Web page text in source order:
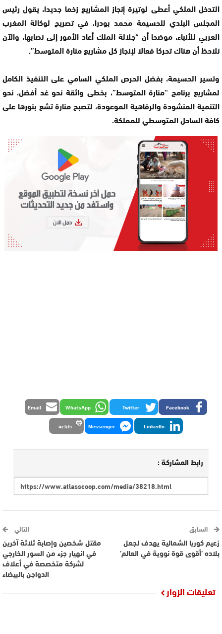
التدخل الملكي أعطى لوتيرة إنجاز المشاريع زخما جديدا، يقول رئيس
المجلس البلدي للحسيمة محمد بودرا، في تصريح لوكالة المغرب
العربي للأنباء، موضحا أن “جلالة الملك أعاد الأمور إلى نصابها، والآن
نلاحظ أن هناك تحركا فعالا لإنجاز كل مشاريع منارة المتوسط”.
وتسير الحسيمة، بفضل الحرص الملكي السامي على التنفيذ الكامل
لمشاريع برنامج “منارة المتوسط”، بخطى واثقة نحو غد أفضل، نحو
التنمية المنشودة والرفاهية الموعودة، لتصبح منارة تشع بنورها على
كافة الساحل المتوسطي للمملكة.
Facebook
Twitter
WhatsApp
Email
LinkedIn
Messenger طباعة
رابط المشاركة :
السابق
زعيم كوريا الشمالية يهدف لجعل
بلاده ’أقوى قوة نووية في العالم’
التالي
مقتل شخصين وإصابة ثلاثة آخرين
في انهيار جزء من السور الخارجي
لشركة متخصصة في أعلاف
الدواجن بالبيضاء
تعليقات الزوار